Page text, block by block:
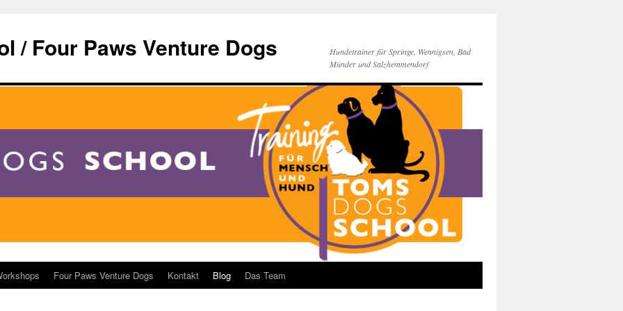
/ Four Paws Venture Dogs
Hundetrainer für Springe, Wennigsen, Bad
Münder und Salzhemmendorf
Four Paws Venture Dogs Kontakt Blog Das Team